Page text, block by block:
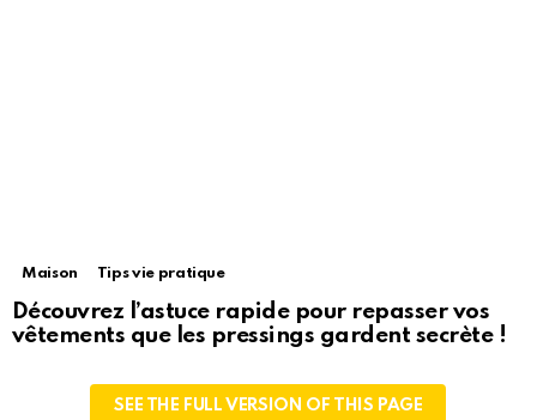
Maison Tips vie pratique
Découvrez l’astuce rapide pour repasser vos
vêtements que les pressings gardent secrète !
SEE THE FULL VERSION OF THIS PAGE